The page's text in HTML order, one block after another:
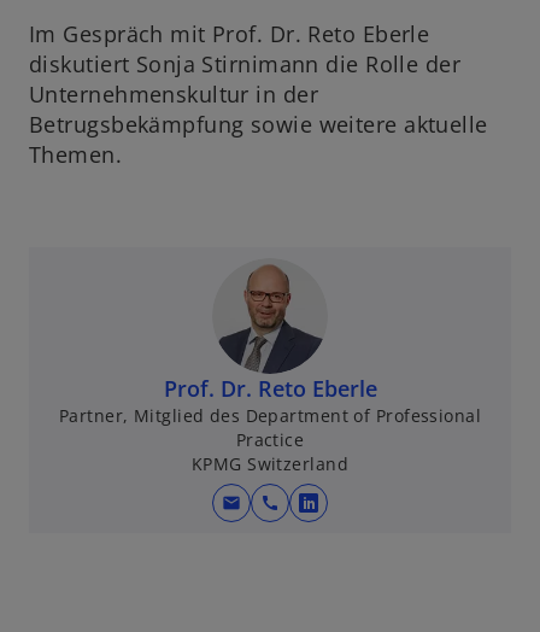
Im Gespräch mit Prof. Dr. Reto Eberle
diskutiert Sonja Stirnimann die Rolle der
Unternehmenskultur in der
Betrugsbekämpfung sowie weitere aktuelle
Themen.
Prof. Dr. Reto Eberle
Partner, Mitglied des Department of Professional
Practice
KPMG Switzerland
mail call
w